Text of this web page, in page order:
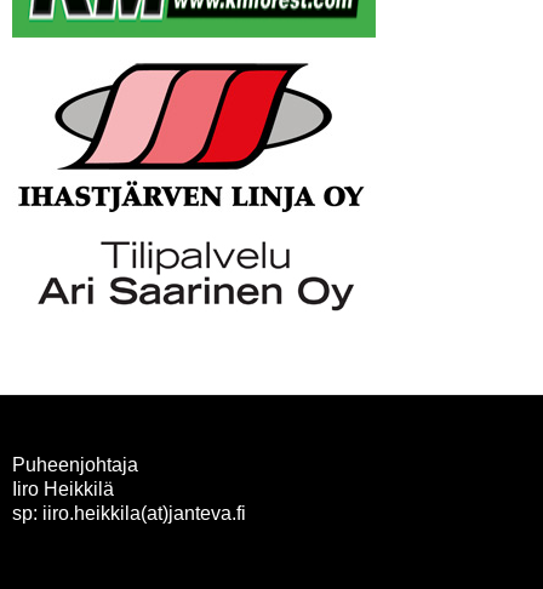
Puheenjohtaja
Iiro Heikkilä
sp: iiro.heikkila(at)janteva.fi